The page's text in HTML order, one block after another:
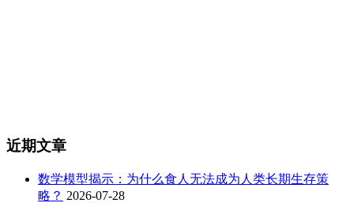
近期文章
数学模型揭示：为什么食人无法成为人类长期生存策
略？ 2026-07-28